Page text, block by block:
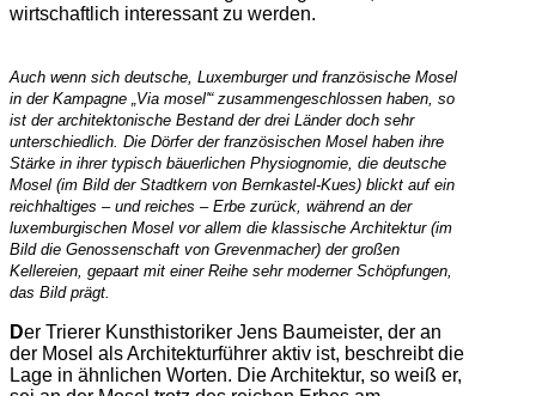
wirtschaftlich interessant zu werden.
Auch wenn sich deutsche, Luxemburger und französische Mosel
in der Kampagne „Via mosel'“ zusammengeschlossen haben, so
ist der architektonische Bestand der drei Länder doch sehr
unterschiedlich. Die Dörfer der französischen Mosel haben ihre
Stärke in ihrer typisch bäuerlichen Physiognomie, die deutsche
Mosel (im Bild der Stadtkern von Bernkastel-Kues) blickt auf ein
reichhaltiges – und reiches – Erbe zurück, während an der
luxemburgischen Mosel vor allem die klassische Architektur (im
Bild die Genossenschaft von Grevenmacher) der großen
Kellereien, gepaart mit einer Reihe sehr moderner Schöpfungen,
das Bild prägt.
Der Trierer Kunsthistoriker Jens Baumeister, der an
der Mosel als Architekturführer aktiv ist, beschreibt die
Lage in ähnlichen Worten. Die Architektur, so weiß er,